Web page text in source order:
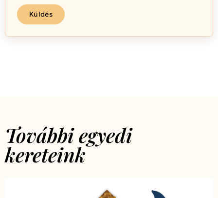
Küldés
További egyedi
kereteink